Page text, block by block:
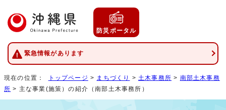
防災ポータル
緊急情報があります
現在の位置： トップページ > まちづくり > 土木事務所 > 南部土木事務
所 > 主な事業(施策）の紹介（南部土木事務所）